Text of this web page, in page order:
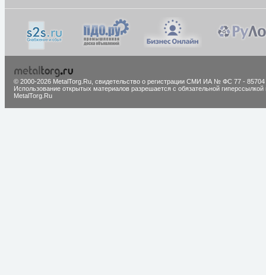
© 2000-2026 MetalTorg.Ru, cвидетельство о регистрации СМИ ИА № ФС 77 - 85704
Использование открытых материалов разрешается с обязательной гиперссылкой
MetalTorg.Ru